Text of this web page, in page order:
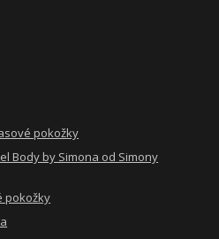
pokožky
Body by Simona od Simony
pokožky